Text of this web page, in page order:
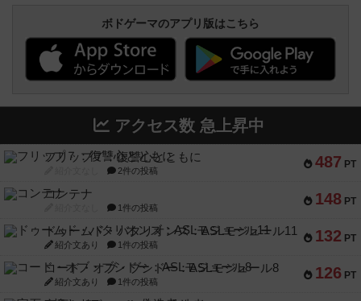
ボドゲーマのアプリ版はこちら
アクセス数 急上昇中
487 PT
フリップ７：復讐心とともに
2件の投稿
148 PT
コンテナ
1件の投稿
132 PT
ドゥームド・バタリオンズ：ASLモジュール11
紹介文あり 1件の投稿
126 PT
コード・オブ・ブシドー：ASLモジュール8
紹介文あり 1件の投稿